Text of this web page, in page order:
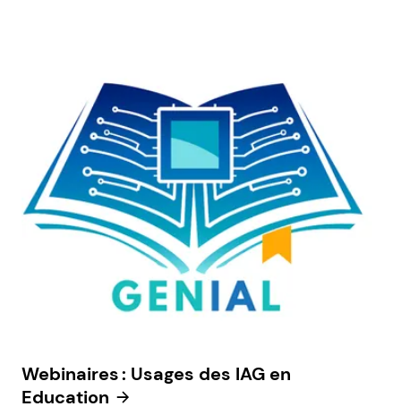
Webinaires : Usages des IAG en
Education